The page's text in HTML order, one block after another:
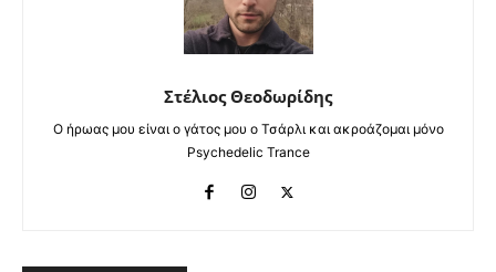
Στέλιος Θεοδωρίδης
Ο ήρωας μου είναι ο γάτος μου ο Τσάρλι και ακροάζομαι μόνο
Psychedelic Trance